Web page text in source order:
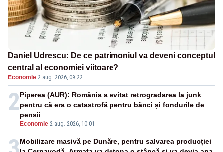
Daniel Udrescu: De ce patrimoniul va deveni conceptul
central al economiei viitoare?
Economie·2 aug. 2026, 09:22
2
Economie-2 aug. 2026, 10:01
Piperea (AUR): România a evitat retrogradarea la junk
pentru că era o catastrofă pentru bănci și fondurile de
pensii
Mobilizare masivă pe Dunăre, pentru salvarea producției